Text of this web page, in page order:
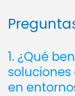
1. ¿Qué
en